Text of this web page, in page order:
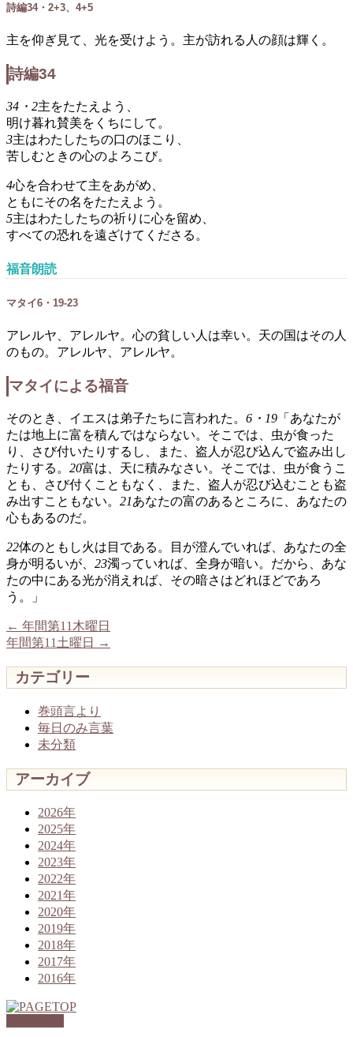
詩編34・2+3、4+5
主を仰ぎ見て、光を受けよう。主が訪れる人の顔は輝く。
詩編34
34・2主をたたえよう、
明け暮れ賛美をくちにして。
3主はわたしたちの口のほこり、
苦しむときの心のよろこび。
4心を合わせて主をあがめ、
ともにその名をたたえよう。
5主はわたしたちの祈りに心を留め、
すべての恐れを遠ざけてくださる。
福音朗読
マタイ6・19-23
アレルヤ、アレルヤ。心の貧しい人は幸い。天の国はその人
のもの。アレルヤ、アレルヤ。
マタイによる福音
そのとき、イエスは弟子たちに言われた。 6・19 「あなたが
たは地上に富を積んではならない。そこでは、虫が食った
り、さび付いたりするし、また、盗人が忍び込んで盗み出し
たりする。 20富は、天に積みなさい。そこでは、虫が食うこ
とも、さび付くこともなく、また、盗人が忍び込むことも盗
み出すこともない。 21あなたの富のあるところに、あなたの
心もあるのだ。
22体のともし火は目である。目が澄んでいれば、あなたの全
身が明るいが、 23濁っていれば、全身が暗い。だから、あな
たの中にある光が消えれば、その暗さはどれほどであろ
う。」
← 年間第11木曜日
年間第11土曜日
→
カテゴリー
巻頭言より
毎日のみ言葉
未分類
アーカイブ
2026年
2025年
2024年
2023年
2022年
2021年
2020年
2019年
2018年
2017年
2016年